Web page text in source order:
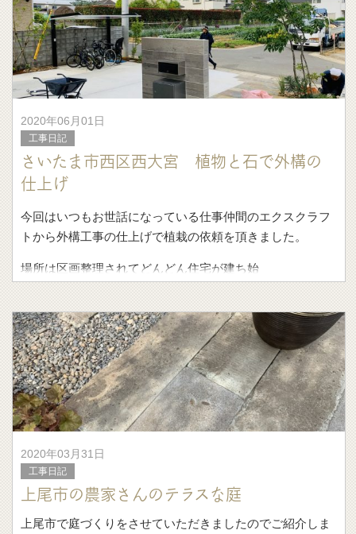
2020年06月01日
工事日記
さいたま市西区西大宮 植物と石で外構の
仕上げ
今回はいつもお世話になっている仕事仲間のエクスクラフ
トから外構工事の仕上げで植栽の依頼を頂きました。
場所は区画整理されてどんどん住宅が建ち始
2020年03月31日
工事日記
上尾市の農家さんのテラスな庭
上尾市で庭づくりをさせていただきましたのでご紹介しま